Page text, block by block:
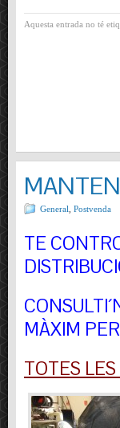
Aquesta entrada no té
General Postvenda
TE
MÀXIM
TOTES